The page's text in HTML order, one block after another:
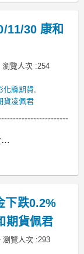
小輕原油QM保
11/30 康和
瀏覽人次 :254
化縣期貨,
貨凌佩君
下跌0.2%
期貨佩君
瀏覽人次 :293